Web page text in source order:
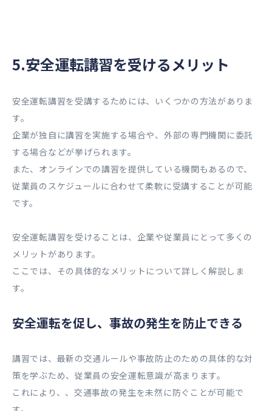
5.安全運転講習を受けるメリット
安全運転講習を受講するためには、いくつかの方法がありま
す。
企業が独自に講習を実施する場合や、外部の専門機関に委託
する場合などが挙げられます。
また、オンラインでの講習を提供している機関もあるので、
従業員のスケジュールに合わせて柔軟に受講することが可能
です。
安全運転講習を受けることは、企業や従業員にとって多くの
メリットがあります。
ここでは、その具体的なメリットについて詳しく解説しま
す。
安全運転を促し、事故の発生を防止できる
講習では、最新の交通ルールや事故防止のための具体的な対
策を学ぶため、従業員の安全運転意識が高まります。
これにより、、交通事故の発生を未然に防ぐことが可能で